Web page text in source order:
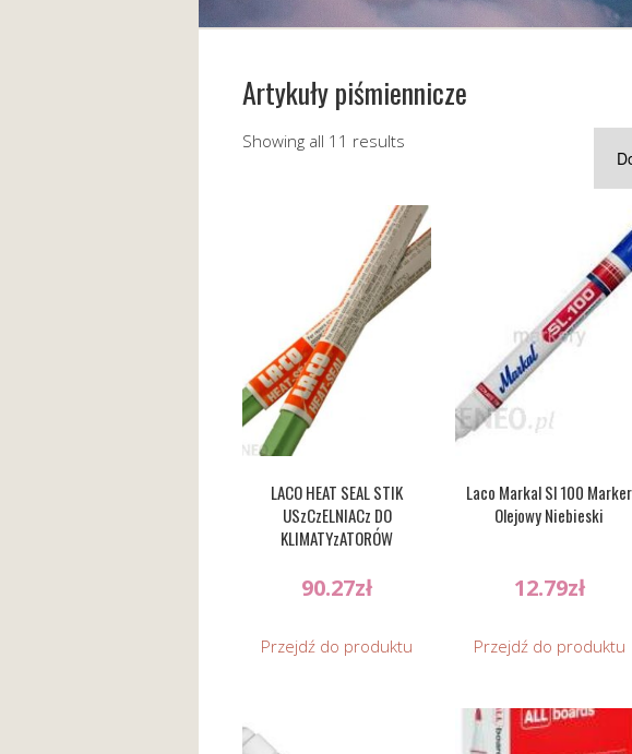
Artykuły piśmiennicze
Showing all 11 results
LACO HEAT SEAL STIK
USzCzELNIACz DO
KLIMATYzATORÓW
90.27zł
Przejdź do produktu
Laco Markal Sl 100 Marker
Olejowy Niebieski
12.79zł
Przejdź do produktu